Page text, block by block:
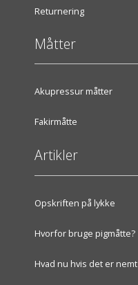
Returnering
Måtter
Akupressur måtter
Fakirmåtte
Artikler
Opskriften på lykke
Hvorfor bruge pigmåtte?
Hvad nu hvis det er nemt